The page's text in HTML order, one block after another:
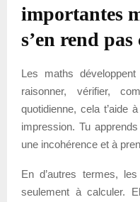
importantes
s’en rend
Les maths
raisonner, vérifier,
quotidienne, cela t’aide
impression. Tu
une incohérence et à
En d’autres termes,
seulement à calculer.